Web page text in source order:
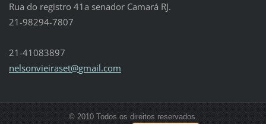
Rua do registro 41a senador Camará RJ.
21-98294-7807
21-41083897
nelsonvieiraset@gmail.com
© 2010 Todos os direitos reservados.